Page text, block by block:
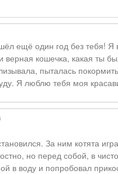
ещё один год без тебя! Я
кошечка, какая ты
пыталась
Я люблю тебя моя
За ним котята
но перед собой, в
в воду и попробовал